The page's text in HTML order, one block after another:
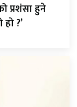
प्रशंसा हुने
?’